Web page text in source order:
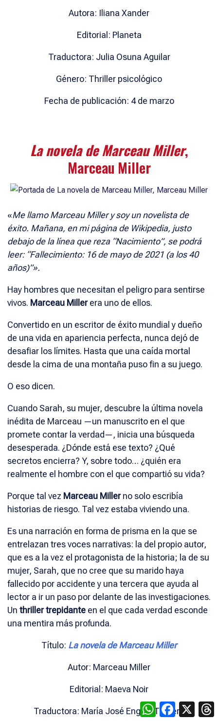
Autora: Iliana Xander
Editorial: Planeta
Traductora: Julia Osuna Aguilar
Género: Thriller psicológico
Fecha de publicación: 4 de marzo
La novela de Marceau Miller,
Marceau Miller
«Me llamo Marceau Miller y soy un novelista de
éxito. Mañana, en mi página de Wikipedia, justo
debajo de la línea que reza “Nacimiento”, se podrá
leer: “Fallecimiento: 16 de mayo de 2021 (a los 40
años)”».
Hay hombres que necesitan el peligro para sentirse
vivos. Marceau Millerera uno de ellos.
Convertido en un escritor de éxito mundial y dueño
de una vida en apariencia perfecta, nunca dejó de
desafiar los límites. Hasta que una caída mortal
desde la cima de una montaña puso fin a su juego.
O eso dicen.
Cuando Sarah, su mujer, descubre la última novela
inédita de Marceau —un manuscrito en el que
promete contar la verdad—, inicia una búsqueda
desesperada. ¿Dónde está ese texto? ¿Qué
secretos encierra? Y, sobre todo… ¿quién era
realmente el hombre con el que compartió su vida?
Porque tal vez Marceau Millerno solo escribía
historias de riesgo. Tal vez estaba viviendo una.
Es una narración en forma de prisma en la que se
entrelazan tres voces narrativas: la del propio autor,
que es a la vez el protagonista de la historia; la de su
mujer, Sarah, que no cree que su marido haya
fallecido por accidente y una tercera que ayuda al
lector a ir un paso por delante de las investigaciones.
Un thriller trepidante en el que cada verdad esconde
una mentira más profunda.
Título: La novela de Marceau Miller
Autor: Marceau Miller
Editorial: Maeva Noir
Traductora: María José Enguix Tercero
WhatsAppFacebook
X